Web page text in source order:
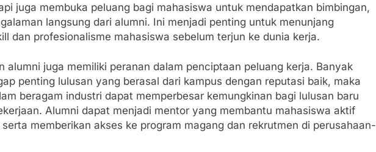
juga membuka peluang bagi mahasiswa untuk mendapatkan bimbingan,
langsung dari alumni. Ini menjadi penting untuk menunjang
dan profesionalisme mahasiswa sebelum terjun ke dunia kerja.
alumni juga memiliki peranan dalam penciptaan peluang kerja. Banyak
penting lulusan yang berasal dari kampus dengan reputasi baik, maka
beragam industri dapat memperbesar kemungkinan bagi lulusan baru
Alumni dapat menjadi mentor yang membantu mahasiswa aktif
memberikan akses ke program magang dan rekrutmen di perusahaan-